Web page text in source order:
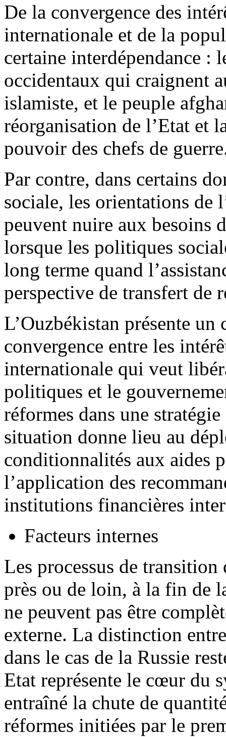
De la convergence des
internationale et de la
certaine interdépendance :
occidentaux qui craignent
islamiste, et le peuple
réorganisation de l’Etat et
pouvoir des chefs de
Par contre, dans certains
sociale, les orientations de
peuvent nuire aux besoins
lorsque les politiques
long terme quand
perspective de transfert de
L’Ouzbékistan présente un
convergence entre les
internationale qui veut
politiques et le
réformes dans une
situation donne lieu au
conditionnalités aux aides
l’application des
institutions financières
Facteurs internes
Les processus de
près ou de loin, à la fin de
ne peuvent pas être
externe. La distinction
dans le cas de la Russie
Etat représente le cœur du
entraîné la chute de
réformes initiées par le